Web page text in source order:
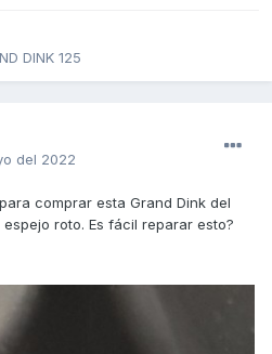
DINK 125
del 2022
comprar esta Grand Dink del
roto. Es fácil reparar esto?